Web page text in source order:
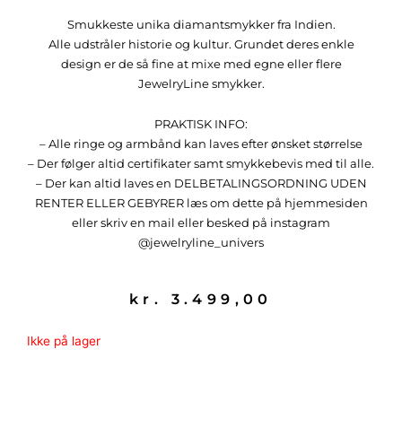
Smukkeste unika diamantsmykker fra Indien.
Alle udstråler historie og kultur. Grundet deres enkle
design er de så fine at mixe med egne eller flere
JewelryLine smykker.
PRAKTISK INFO:
– Alle ringe og armbånd kan laves efter ønsket størrelse
– Der følger altid certifikater samt smykkebevis med til alle.
– Der kan altid laves en DELBETALINGSORDNING UDEN
RENTER ELLER GEBYRER læs om dette på hjemmesiden
eller skriv en mail eller besked på instagram
@jewelryline_univers
kr. 3.499,00
Ikke på lager